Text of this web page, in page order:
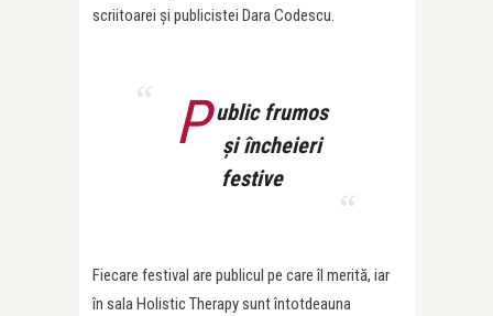
scriitoarei și publicistei Dara Codescu.
P ublic frumos
și încheieri
festive
Fiecare festival are publicul pe care îl merită, iar
în sala Holistic Therapy sunt întotdeauna